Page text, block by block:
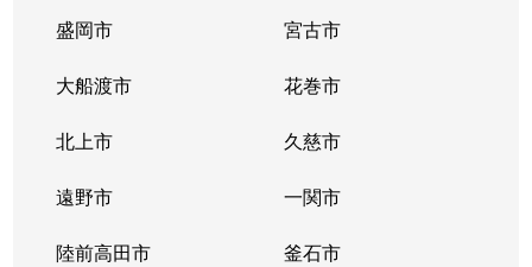
盛岡市 宮古市
大船渡市 花巻市
北上市 久慈市
遠野市 一関市
陸前高田市 釜石市